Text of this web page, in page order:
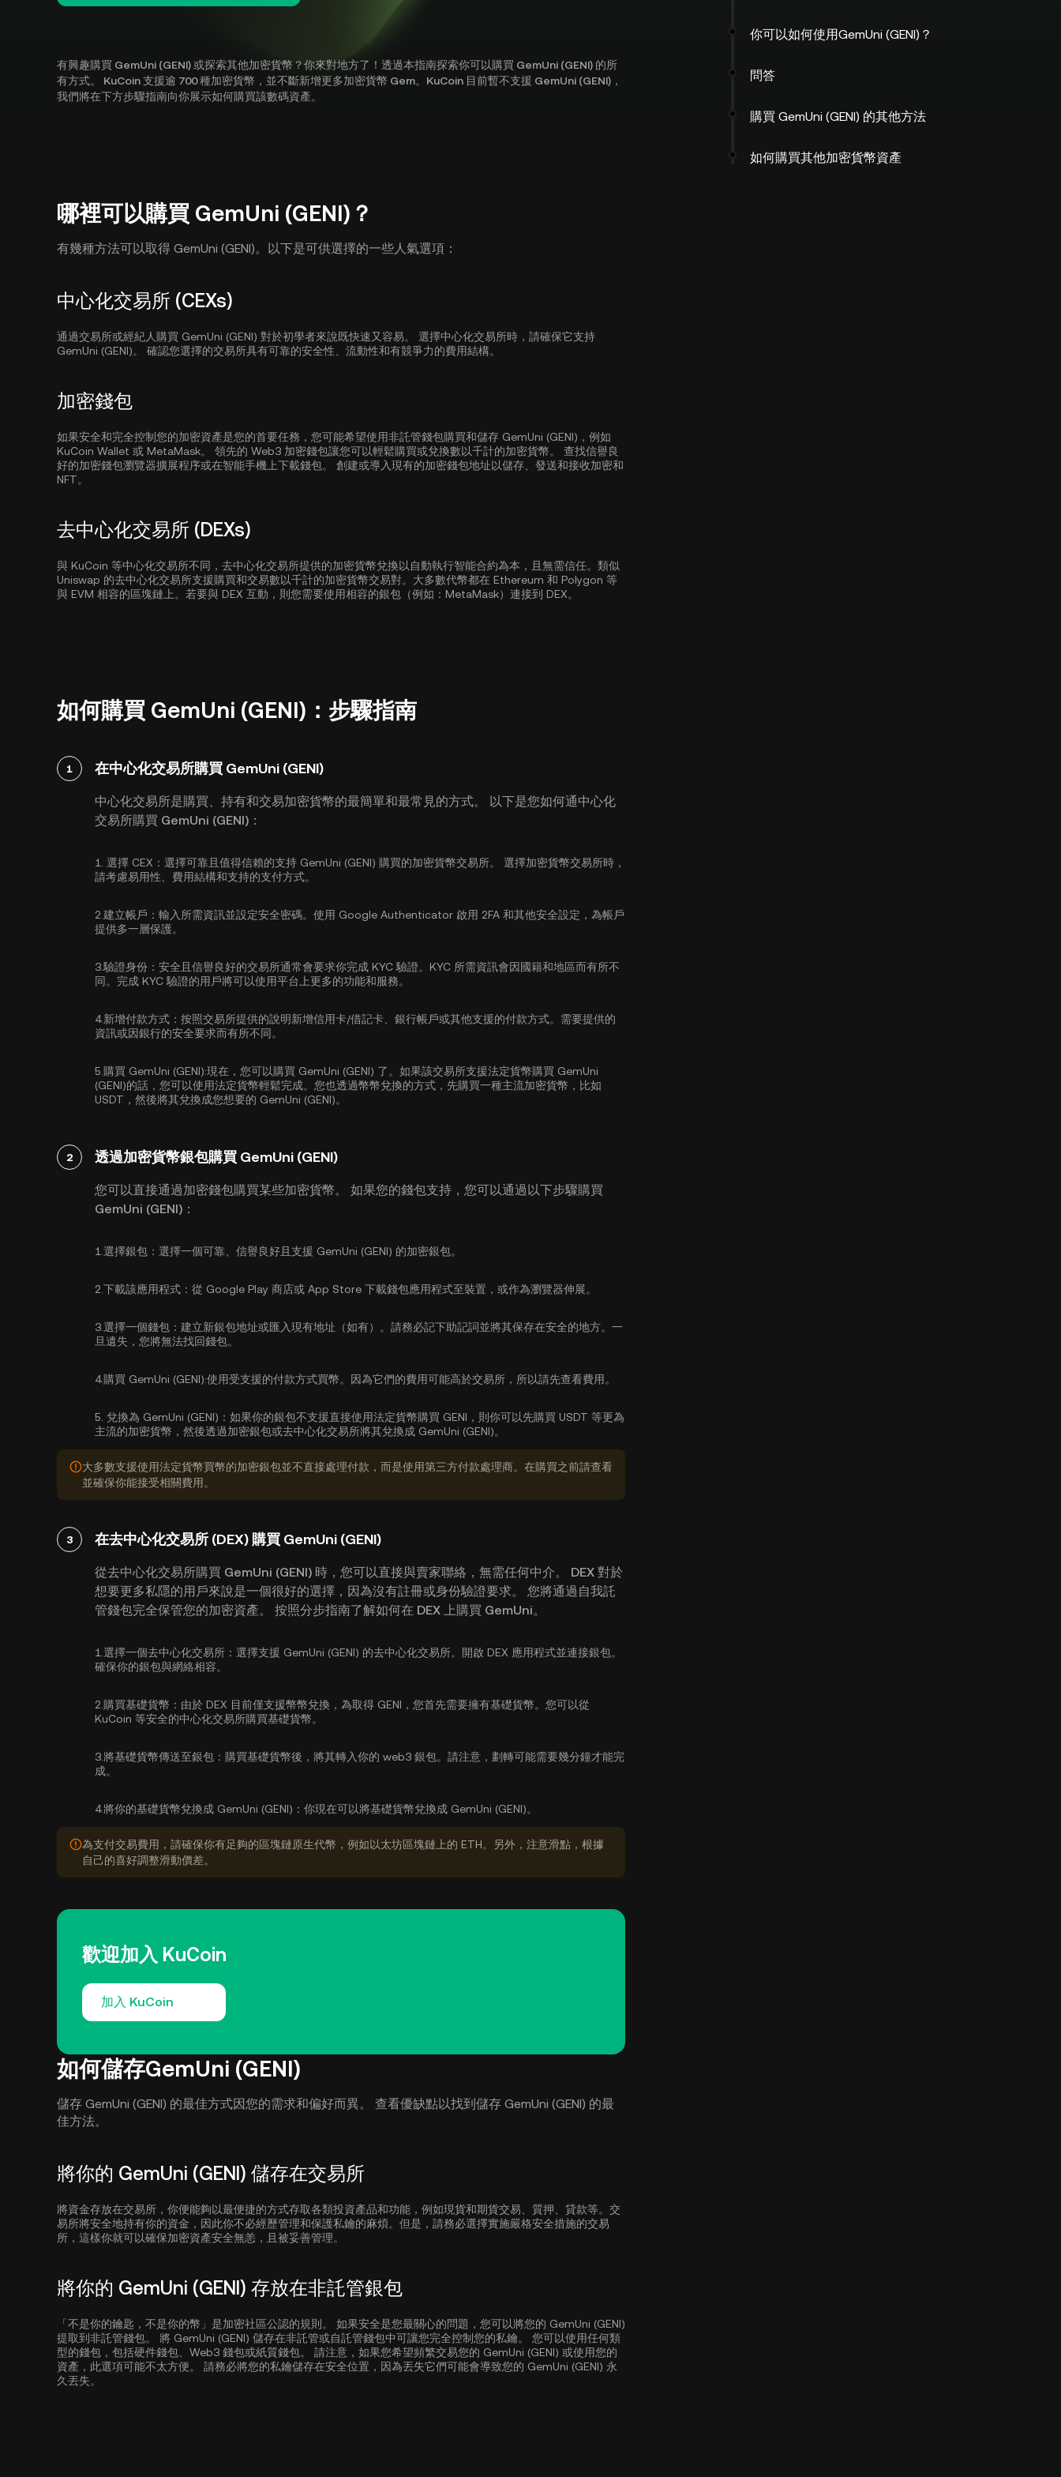
有興趣購買 GemUni (GENI) 或探索其他加密貨幣？你來對地方了！透過本指南探索你可以購買 GemUni (GENI) 的所
有方式。 KuCoin 支援逾 700 種加密貨幣，並不斷新增更多加密貨幣 Gem。KuCoin 目前暫不支援 GemUni (GENI)，
我們將在下方步驟指南向你展示如何購買該數碼資產。
哪裡可以購買 GemUni (GENI)？
有幾種方法可以取得 GemUni (GENI)。以下是可供選擇的一些人氣選項：
中心化交易所 (CEXs)
通過交易所或經紀人購買 GemUni (GENI) 對於初學者來說既快速又容易。 選擇中心化交易所時，請確保它支持
GemUni (GENI)。 確認您選擇的交易所具有可靠的安全性、流動性和有競爭力的費用結構。
加密錢包
如果安全和完全控制您的加密資產是您的首要任務，您可能希望使用非託管錢包購買和儲存 GemUni (GENI)，例如
KuCoin Wallet 或 MetaMask。 領先的 Web3 加密錢包讓您可以輕鬆購買或兌換數以千計的加密貨幣。 查找信譽良
好的加密錢包瀏覽器擴展程序或在智能手機上下載錢包。 創建或導入現有的加密錢包地址以儲存、發送和接收加密和
NFT。
去中心化交易所 (DEXs)
與 KuCoin 等中心化交易所不同，去中心化交易所提供的加密貨幣兌換以自動執行智能合約為本，且無需信任。類似
Uniswap 的去中心化交易所支援購買和交易數以千計的加密貨幣交易對。大多數代幣都在 Ethereum 和 Polygon 等
與 EVM 相容的區塊鏈上。若要與 DEX 互動，則您需要使用相容的銀包（例如：MetaMask）連接到 DEX。
如何購買 GemUni (GENI)：步驟指南
1 在中心化交易所購買 GemUni (GENI)
中心化交易所是購買、持有和交易加密貨幣的最簡單和最常見的方式。 以下是您如何通中心化
交易所購買 GemUni (GENI)：
1. 選擇 CEX： 選擇可靠且值得信賴的支持 GemUni (GENI) 購買的加密貨幣交易所。 選擇加密貨幣交易所時，
請考慮易用性、費用結構和支持的支付方式。
2. 建立帳戶： 輸入所需資訊並設定安全密碼。使用 Google Authenticator 啟用 2FA 和其他安全設定，為帳戶
提供多一層保護。
3.驗證身份： 安全且信譽良好的交易所通常會要求你完成 KYC 驗證。KYC 所需資訊會因國籍和地區而有所不
同。完成 KYC 驗證的用戶將可以使用平台上更多的功能和服務。
4.新增付款方式： 按照交易所提供的說明新增信用卡/借記卡、銀行帳戶或其他支援的付款方式。需要提供的
資訊或因銀行的安全要求而有所不同。
5. 購買 GemUni (GENI):現在，您可以購買 GemUni (GENI) 了。如果該交易所支援法定貨幣購買 GemUni
(GENI)的話，您可以使用法定貨幣輕鬆完成。您也透過幣幣兌換的方式，先購買一種主流加密貨幣，比如
USDT ，然後將其兌換成您想要的 GemUni (GENI)。
2 透過加密貨幣銀包購買 GemUni (GENI)
您可以直接通過加密錢包購買某些加密貨幣。 如果您的錢包支持，您可以通過以下步驟購買
GemUni (GENI)：
1. 選擇銀包： 選擇一個可靠、信譽良好且支援 GemUni (GENI) 的加密銀包。
2. 下載該應用程式： 從 Google Play 商店或 App Store 下載錢包應用程式至裝置，或作為瀏覽器伸展。
3.選擇一個錢包： 建立新銀包地址或匯入現有地址（如有）。請務必記下助記詞並將其保存在安全的地方。一
旦遺失，您將無法找回錢包。
4.購買 GemUni (GENI):使用受支援的付款方式買幣。因為它們的費用可能高於交易所，所以請先查看費用。
5. 兌換為 GemUni (GENI)： 如果你的銀包不支援直接使用法定貨幣購買 GENI，則你可以先購買 USDT 等更為
主流的加密貨幣，然後透過加密銀包或去中心化交易所將其兌換成 GemUni (GENI)。
大多數支援使用法定貨幣買幣的加密銀包並不直接處理付款，而是使用第三方付款處理商。在購買之前請查看
並確保你能接受相關費用。
3 在去中心化交易所 (DEX) 購買 GemUni (GENI)
從去中心化交易所購買 GemUni (GENI) 時，您可以直接與賣家聯絡，無需任何中介。 DEX 對於
想要更多私隱的用戶來說是一個很好的選擇，因為沒有註冊或身份驗證要求。 您將通過自我託
管錢包完全保管您的加密資產。 按照分步指南了解如何在 DEX 上購買 GemUni。
1. 選擇一個去中心化交易所： 選擇支援 GemUni (GENI) 的去中心化交易所。開啟 DEX 應用程式並連接銀包。
確保你的銀包與網絡相容。
2. 購買基礎貨幣： 由於 DEX 目前僅支援幣幣兌換，為取得 GENI，您首先需要擁有基礎貨幣。您可以從
KuCoin 等安全的中心化交易所購買基礎貨幣。
3. 將基礎貨幣傳送至銀包： 購買基礎貨幣後，將其轉入你的 web3 銀包。請注意，劃轉可能需要幾分鐘才能完
成。
4.將你的基礎貨幣兌換成 GemUni (GENI)： 你現在可以將基礎貨幣兌換成 GemUni (GENI)。
為支付交易費用，請確保你有足夠的區塊鏈原生代幣，例如以太坊區塊鏈上的 ETH。另外，注意滑點，根據
自己的喜好調整滑動價差。
歡迎加入 KuCoin
加入 KuCoin
如何儲存GemUni (GENI)
儲存 GemUni (GENI) 的最佳方式因您的需求和偏好而異。 查看優缺點以找到儲存 GemUni (GENI) 的最
佳方法。
將你的 GemUni (GENI) 儲存在交易所
將資金存放在交易所，你便能夠以最便捷的方式存取各類投資產品和功能，例如現貨和期貨交易、質押、貸款等。交
易所將安全地持有你的資金，因此你不必經歷管理和保護私鑰的麻煩。但是，請務必選擇實施嚴格安全措施的交易
所，這樣你就可以確保加密資產安全無恙，且被妥善管理。
將你的 GemUni (GENI) 存放在非託管銀包
「不是你的鑰匙，不是你的幣」是加密社區公認的規則。 如果安全是您最關心的問題，您可以將您的 GemUni (GENI)
提取到非託管錢包。 將 GemUni (GENI) 儲存在非託管或自託管錢包中可讓您完全控制您的私鑰。 您可以使用任何類
型的錢包，包括硬件錢包、Web3 錢包或紙質錢包。 請注意，如果您希望頻繁交易您的 GemUni (GENI) 或使用您的
資產，此選項可能不太方便。 請務必將您的私鑰儲存在安全位置，因為丟失它們可能會導致您的 GemUni (GENI) 永
久丟失。
你可以如何使用GemUni (GENI)？
問答
購買 GemUni (GENI) 的其他方法
如何購買其他加密貨幣資產